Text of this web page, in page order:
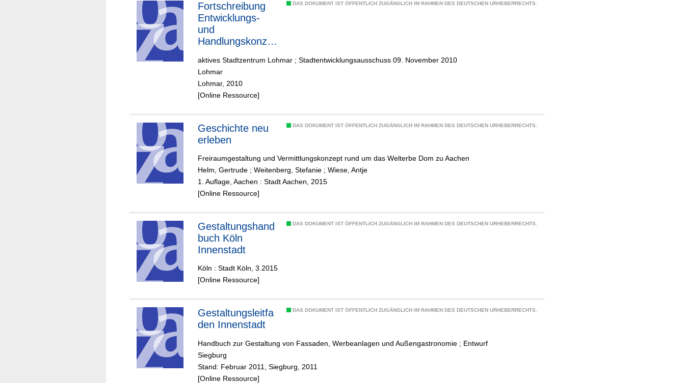
DAS DOKUMENT IST ÖFFENTLICH ZUGÄNGLICH IM RAHMEN DES DEUTSCHEN URHEBERRECHTS.
Fortschreibung
Entwicklungs-
und
Handlungskonzep
aktives Stadtzentrum Lohmar ; Stadtentwicklungsausschuss 09. November 2010
Lohmar
Lohmar, 2010
[Online Ressource]
DAS DOKUMENT IST ÖFFENTLICH ZUGÄNGLICH IM RAHMEN DES DEUTSCHEN URHEBERRECHTS.
Geschichte neu
erleben
Freiraumgestaltung und Vermittlungskonzept rund um das Welterbe Dom zu Aachen
Helm, Gertrude ; Weitenberg, Stefanie ; Wiese, Antje
1. Auflage, Aachen : Stadt Aachen, 2015
[Online Ressource]
DAS DOKUMENT IST ÖFFENTLICH ZUGÄNGLICH IM RAHMEN DES DEUTSCHEN URHEBERRECHTS.
Gestaltungshand
buch Köln
Innenstadt
Köln : Stadt Köln, 3.2015
[Online Ressource]
DAS DOKUMENT IST ÖFFENTLICH ZUGÄNGLICH IM RAHMEN DES DEUTSCHEN URHEBERRECHTS.
Gestaltungsleitfa
den Innenstadt
Handbuch zur Gestaltung von Fassaden, Werbeanlagen und Außengastronomie ; Entwurf
Siegburg
Stand: Februar 2011, Siegburg, 2011
[Online Ressource]